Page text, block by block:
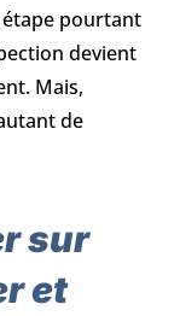
pourtant
devient
Mais,
de
sur
et